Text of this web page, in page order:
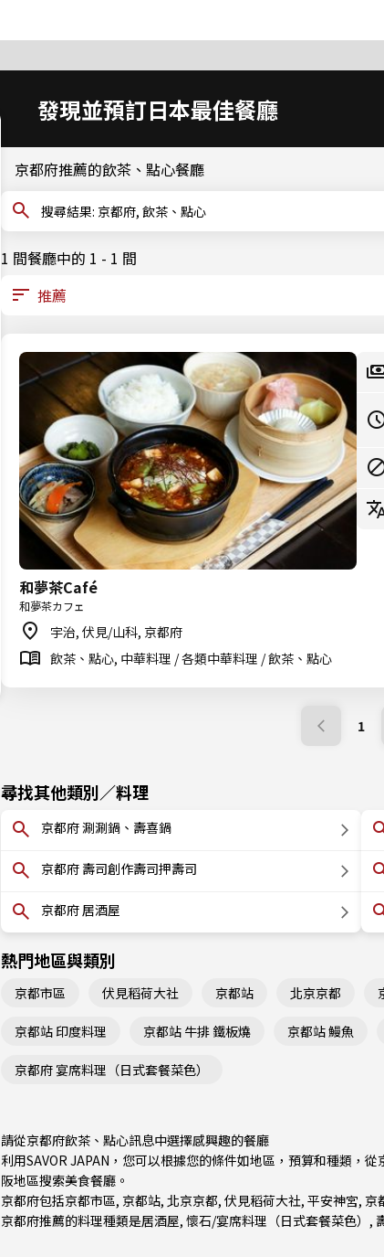
發現並預訂日本最佳餐廳
京都府推薦的飲茶、點心餐廳
搜尋結果: 京都府, 飲茶、點心
1 間餐廳中的 1 - 1 間
和夢茶Café
和夢茶カフェ
宇治, 伏見/山科, 京都府
飲茶、點心, 中華料理 / 各類中華料理 / 飲茶、點心
1
尋找其他類別／料理
京都府 涮涮鍋、壽喜鍋
京都府 壽司創作壽司押壽司
京都府 居酒屋
熱門地區與類別
京都市區 伏見稻荷大社 京都站 北京京都
京都站 印度料理 京都站 牛排 鐵板燒 京都站 鰻魚
京都府 宴席料理（日式套餐菜色）
請從京都府飲茶、點心訊息中選擇感興趣的餐廳
利用SAVOR JAPAN，您可以根據您的條件如地區，預算和種類，
阪地區搜索美食餐廳。
京都府包括京都市區, 京都站, 北京京都, 伏見稻荷大社, 平安神宮, 京
京都府推薦的料理種類是居酒屋, 懷石/宴席料理（日式套餐菜色） ,